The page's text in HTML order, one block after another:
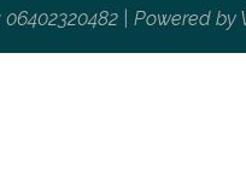
06402320482 | Powered by